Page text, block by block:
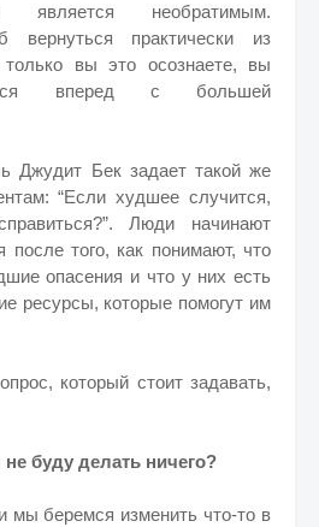
является необратимым.
вернуться практически из
вы это осознаете, вы
вперед с большей
Джудит Бек задает такой же
“Если худшее случится,
Люди начинают
после того, как понимают, что
опасения и что у них есть
ресурсы, которые помогут им
который стоит задавать,
буду делать ничего?
мы беремся изменить что-то в